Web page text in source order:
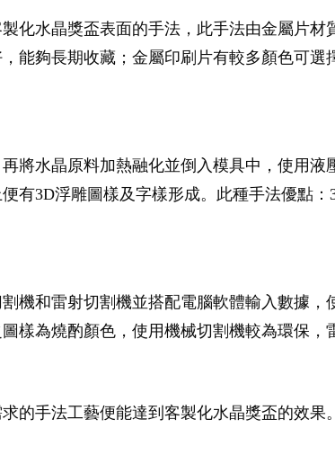
化水晶獎盃表面的手法，此手法由金屬片
能夠長期收藏；金屬印刷片有較多顏色可
將水晶原料加熱融化並倒入模具中，使用
有3D浮雕圖樣及字樣形成。此種手法優點
機和雷射切割機並搭配電腦軟體輸入數據
樣為燒酌顏色，使用機械切割機較為環保
的手法工藝便能達到客製化水晶獎盃的效果。